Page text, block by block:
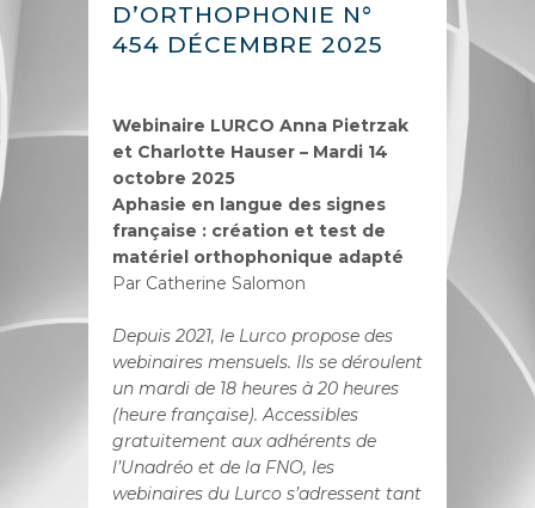
D’ORTHOPHONIE N°
454 DÉCEMBRE 2025
Webinaire LURCO Anna Pietrzak
et Charlotte Hauser – Mardi 14
octobre 2025
Aphasie en langue des signes
française : création et test de
matériel orthophonique adapté
Par Catherine Salomon
Depuis 2021, le Lurco propose des
webinaires mensuels. Ils se déroulent
un mardi de 18 heures à 20 heures
(heure française). Accessibles
gratuitement aux adhérents de
l’Unadréo et de la FNO, les
webinaires du Lurco s’adressent tant